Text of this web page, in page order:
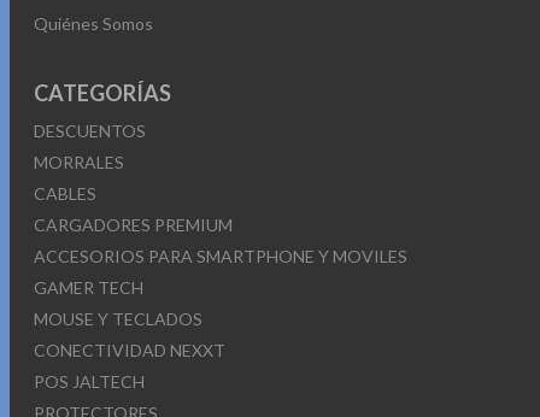
Quiénes Somos
CATEGORÍAS
DESCUENTOS
MORRALES
CABLES
CARGADORES PREMIUM
ACCESORIOS PARA SMARTPHONE Y MOVILES
GAMER TECH
MOUSE Y TECLADOS
CONECTIVIDAD NEXXT
POS JALTECH
PROTECTORES